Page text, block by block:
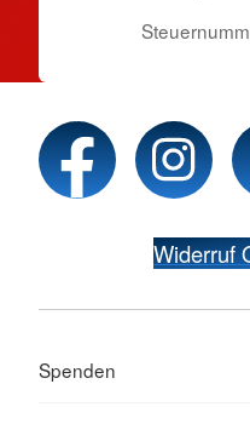
Widerruf
Spenden